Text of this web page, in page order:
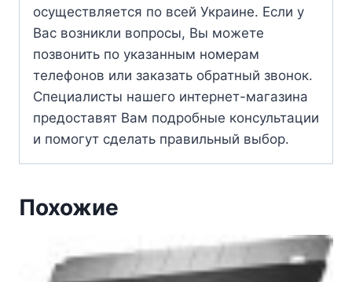
осуществляется по всей Украине. Если у
Вас возникли вопросы, Вы можете
позвонить по указанным номерам
телефонов или заказать обратный звонок.
Специалисты нашего интернет-магазина
предоставят Вам подробные консультации
и помогут сделать правильный выбор.
Похожие